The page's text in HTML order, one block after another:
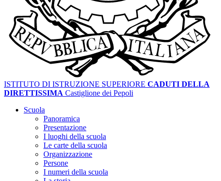
ISTITUTO DI ISTRUZIONE SUPERIORE CADUTI DELLA
DIRETTISSIMA Castiglione dei Pepoli
Scuola
Panoramica
Presentazione
I luoghi della scuola
Le carte della scuola
Organizzazione
Persone
I numeri della scuola